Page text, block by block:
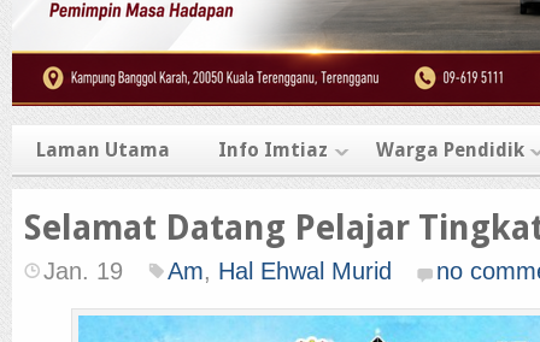
Laman Utama Info Imtiaz Warga Pendidik
Selamat Datang Pelajar
Jan. 19 Am, Hal Ehwal Murid no